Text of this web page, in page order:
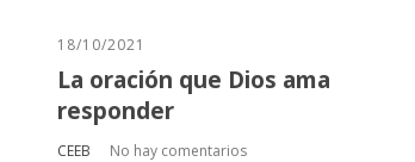
18/10/2021
La oración que Dios ama
responder
CEEB No hay comentarios